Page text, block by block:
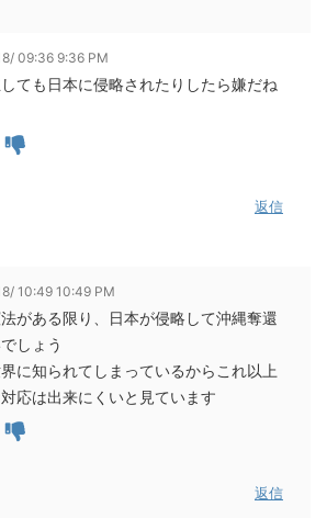
09:36 9:36 PM
ても日本に侵略されたりしたら嫌だね
返信
10:49 10:49 PM
がある限り、日本が侵略して沖縄奪還
しょう
に知られてしまっているからこれ以上
応は出来にくいと見ています
返信